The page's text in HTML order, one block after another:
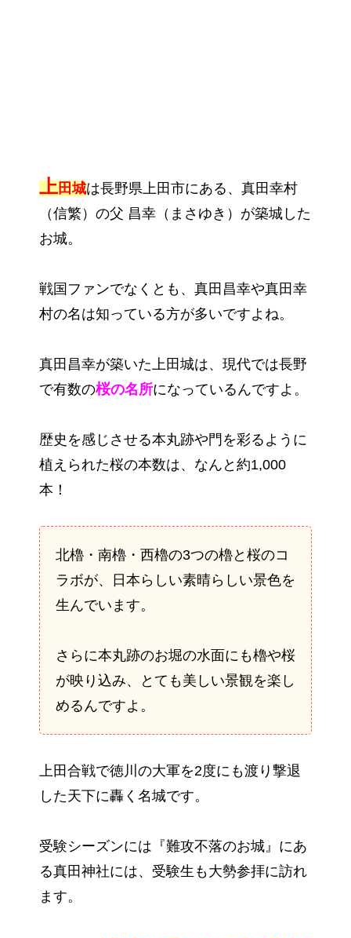
上田城は長野県上田市にある、真田幸村
（信繁）の父 昌幸（まさゆき）が築城した
お城。
戦国ファンでなくとも、真田昌幸や真田幸
村の名は知っている方が多いですよね。
真田昌幸が築いた上田城は、現代では長野
で有数の桜の名所になっているんですよ。
歴史を感じさせる本丸跡や門を彩るように
植えられた桜の本数は、なんと約1,000
本！
北櫓・南櫓・西櫓の3つの櫓と桜のコ
ラボが、日本らしい素晴らしい景色を
生んでいます。
さらに本丸跡のお堀の水面にも櫓や桜
が映り込み、とても美しい景観を楽し
めるんですよ。
上田合戦で徳川の大軍を2度にも渡り撃退
した天下に轟く名城です。
受験シーズンには『難攻不落のお城』にあ
る真田神社には、受験生も大勢参拝に訪れ
ます。